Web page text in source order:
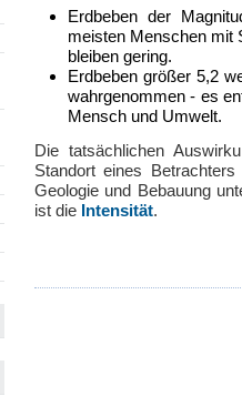
Erdbeben der
meisten Menschen mit
bleiben gering.
Erdbeben größer 5,2
wahrgenommen - es
Mensch und Umwelt.
Die tatsächlichen
Standort eines
Geologie und Bebauung
ist die Intensität.